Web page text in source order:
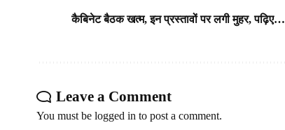
कैबिनेट बैठक खत्म, इन प्रस्तावों पर लगी मुहर, पढ़िए…
Leave a Comment
You must be logged in to post a comment.